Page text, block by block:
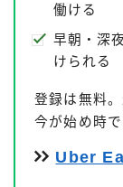
働ける
早朝・深
けられる
登録は無料
今が始め時で
Uber